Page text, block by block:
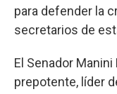
para defender la
secretarios de
El Senador
prepotente, líder